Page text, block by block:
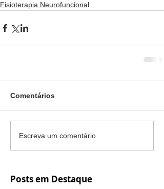
Fisioterapia Neurofuncional
Comentários
Escreva um comentário
Posts em Destaque